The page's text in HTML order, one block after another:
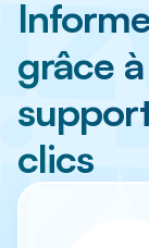
grâce
clics